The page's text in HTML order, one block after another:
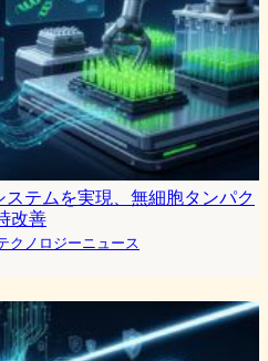
テムを実現、無細胞タンパク
改善
クノロジーニュース